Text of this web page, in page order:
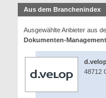
Aus dem Branchenindex
Ausgewählte Anbieter aus
Dokumenten-
48712